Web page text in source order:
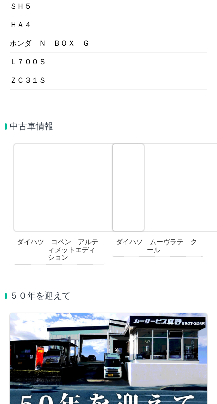
ＳＨ５
ＨＡ４
ホンダ Ｎ ＢＯＸ Ｇ
Ｌ７００Ｓ
ＺＣ３１Ｓ
中古車情報
ダイハツ コペン アルテ
ィメットエディ
ション
ダイハツ ムーヴラテ ク
ール
５０年を迎えて